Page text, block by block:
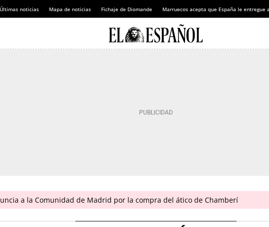
Últimas noticias Mapa de noticias Fichaje de Diomande Marruecos acepta que España le entregue
a la Comunidad de Madrid por la compra del ático de Chamberí